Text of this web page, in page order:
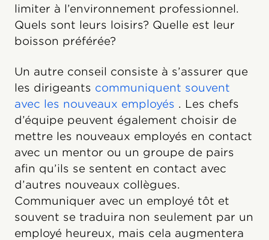
limiter à l’environnement professionnel.
Quels sont leurs loisirs? Quelle est leur
boisson préférée?
Un autre conseil consiste à s’assurer que
les dirigeants communiquent souvent
avec les nouveaux employés . Les chefs
d’équipe peuvent également choisir de
mettre les nouveaux employés en contact
avec un mentor ou un groupe de pairs
afin qu’ils se sentent en contact avec
d’autres nouveaux collègues.
Communiquer avec un employé tôt et
souvent se traduira non seulement par un
employé heureux, mais cela augmentera